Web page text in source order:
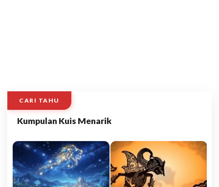
CARI TAHU
Kumpulan Kuis Menarik